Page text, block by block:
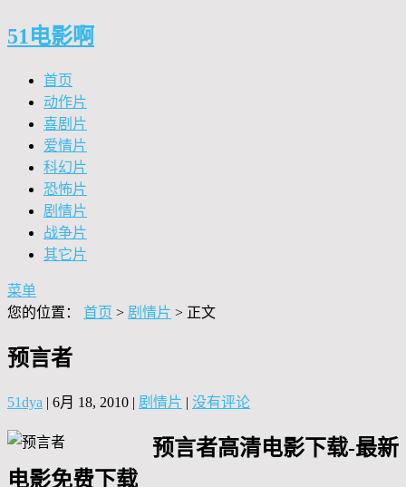
51电影啊
首页
动作片
喜剧片
爱情片
科幻片
恐怖片
剧情片
战争片
其它片
菜单
您的位置： 首页 > 剧情片 > 正文
预言者
51dya | 6月 18, 2010 | 剧情片 | 没有评论
预言者高清电影下载-最新
电影免费下载